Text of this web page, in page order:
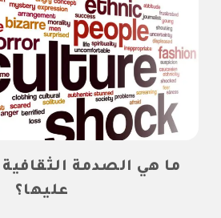
ما هي الصدمة
عليها؟